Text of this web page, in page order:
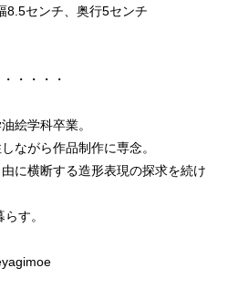
8.5センチ、奥行5センチ
・・・・
絵学科卒業。
ながら作品制作に専念。
に横断する造形表現の探求を続け
す。